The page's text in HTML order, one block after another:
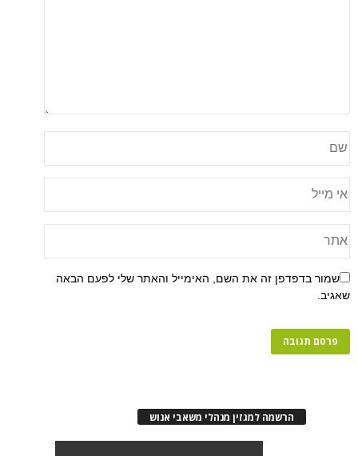
שמור בדפדפן זה את השם, האימייל והאתר שלי לפעם הבאה
שאגיב.
הרשמה למגזין מנהלי משאבי אנוש